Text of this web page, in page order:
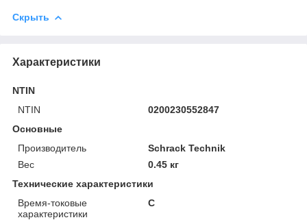
Скрыть
Характеристики
NTIN
NTIN
0200230552847
Основные
Производитель
Schrack Technik
Вес
0.45 кг
Технические характеристики
Время-токовые
характеристики
C